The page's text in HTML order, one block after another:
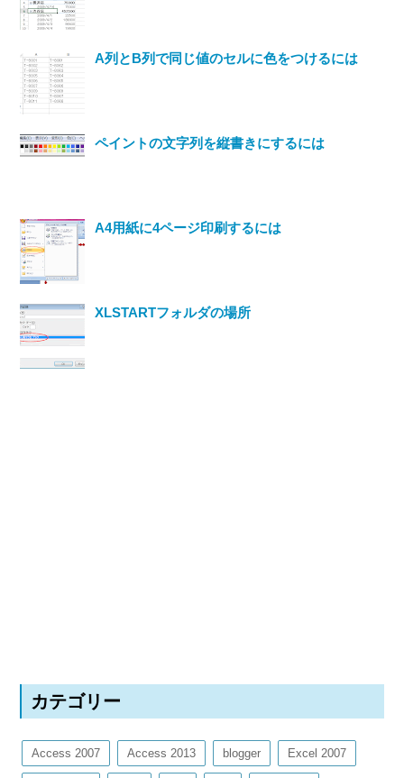
A列とB列で同じ値のセルに色をつけるには
ペイントの文字列を縦書きにするには
A4用紙に4ページ印刷するには
XLSTARTフォルダの場所
カテゴリー
Access 2007 Access 2013 blogger Excel 2007